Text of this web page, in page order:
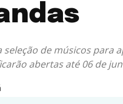
seleção de músicos para
abertas até 06 de